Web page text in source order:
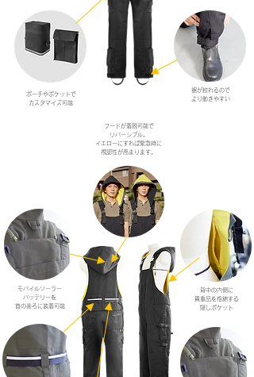
裾が絞れるので
より動きやすい
ポーチやポケットで
カスタマイズ可能
モバイルソーラー
バッテリーを
首の後ろに装着可能
背中の内側に
貴重品を格納する
隠しポケット
フードが着脱可能で
リバーシブル。
イエローにすれば緊急時に
視認性が高まります。